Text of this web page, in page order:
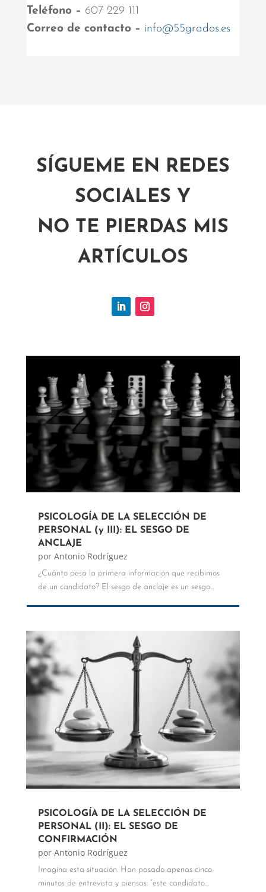
Teléfono – 607 229 111
Correo de contacto – info@55grados.es
SÍGUEME EN REDES
SOCIALES Y
NO TE PIERDAS MIS
ARTÍCULOS
PSICOLOGÍA DE LA SELECCIÓN DE
PERSONAL (y III): EL SESGO DE
ANCLAJE
por Antonio Rodríguez
¿Cuánto pesa la primera información que recibimos
de un candidato? El sesgo de anclaje es un sesgo...
PSICOLOGÍA DE LA SELECCIÓN DE
PERSONAL (II): EL SESGO DE
CONFIRMACIÓN
por Antonio Rodríguez
Imagina esta situación. Han pasado apenas cinco
minutos de entrevista y piensas: “este candidato...